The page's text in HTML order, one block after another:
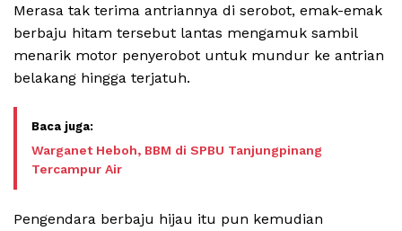
Merasa tak terima antriannya di serobot, emak-emak
berbaju hitam tersebut lantas mengamuk sambil
menarik motor penyerobot untuk mundur ke antrian
belakang hingga terjatuh.
Warganet Heboh, BBM di SPBU Tanjungpinang
Tercampur Air
Pengendara berbaju hijau itu pun kemudian